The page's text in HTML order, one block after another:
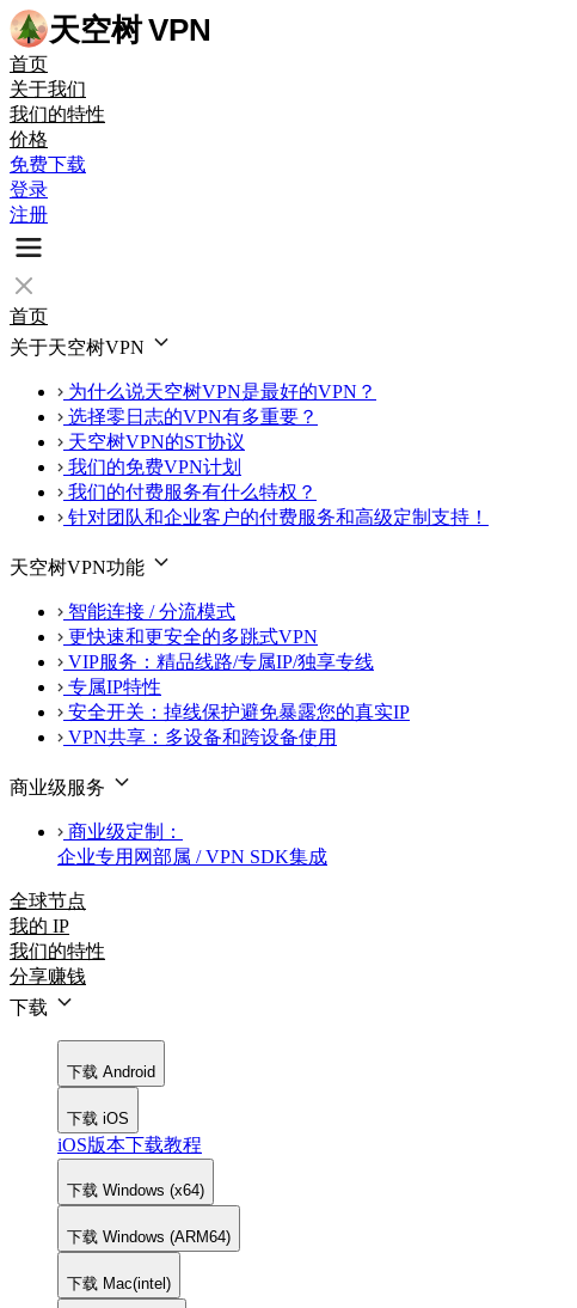
天空树VPN
首页
关于我们
我们的特性
价格
免费下载
登录
注册
首页
关于天空树VPN
为什么说天空树VPN是最好的VPN？
选择零日志的VPN有多重要？
天空树VPN的ST协议
我们的免费VPN计划
我们的付费服务有什么特权？
针对团队和企业客户的付费服务和高级定制支持！
天空树VPN功能
智能连接 / 分流模式
更快速和更安全的多跳式VPN
VIP服务：精品线路/专属IP/独享专线
专属IP特性
安全开关：掉线保护避免暴露您的真实IP
VPN共享：多设备和跨设备使用
商业级服务
商业级定制：
企业专用网部属 / VPN SDK集成
全球节点
我的 IP
我们的特性
分享赚钱
下载
下载 Android
下载 iOS
iOS版本下载教程
下载 Windows (x64)
下载 Windows (ARM64)
下载 Mac(intel)